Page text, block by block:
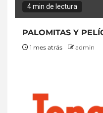
4 min de lectura
PALOMITAS Y
1 mes atrás admin